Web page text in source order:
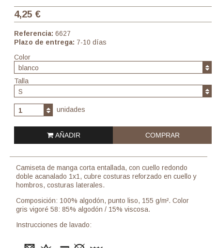
4,25 €
Referencia:6627
Plazo de entrega: 7-10 días
Color
blanco
Talla
S
1 unidades
AÑADIR COMPRAR
Camiseta de manga corta entallada, con cuello redondo
doble acanalado 1x1, cubre costuras reforzado en cuello y
hombros, costuras laterales.
Composición: 100% algodón, punto liso, 155 g/m². Color
gris vigoré 58: 85% algodón / 15% viscosa.
Instrucciones de lavado: